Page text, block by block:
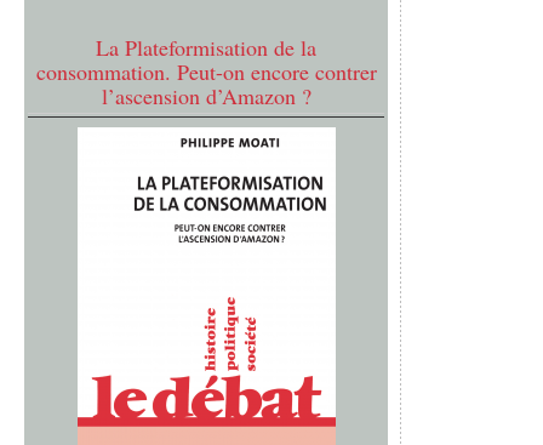
La Plateformisation de la
consommation. Peut-on encore contrer
l’ascension d’Amazon ?